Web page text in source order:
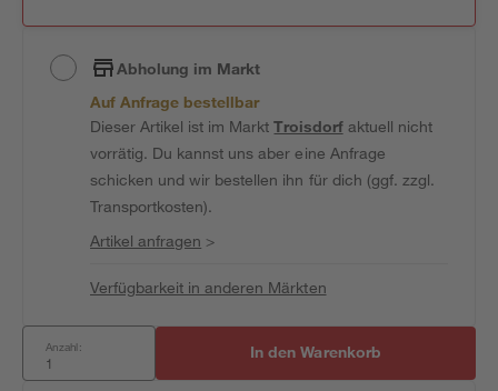
Abholung im Markt
Auf Anfrage bestellbar
Dieser Artikel ist im MarktTroisdorfaktuell nicht
vorrätig. Du kannst uns aber eine Anfrage
schicken und wir bestellen ihn für dich (ggf. zzgl.
Transportkosten).
Artikel anfragen >
Verfügbarkeit in anderen Märkten
Anzahl: In den Warenkorb